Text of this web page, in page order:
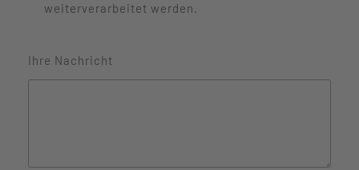
weiterverarbeitet werden.
Ihre Nachricht